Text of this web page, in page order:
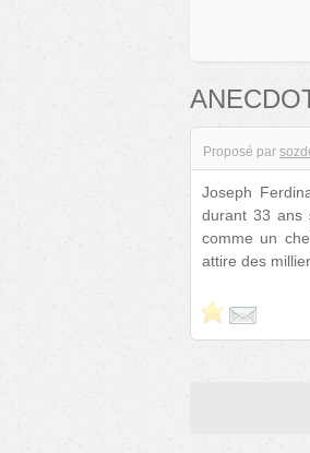
Proposé par
Joseph
durant 33 ans
comme un
attire des